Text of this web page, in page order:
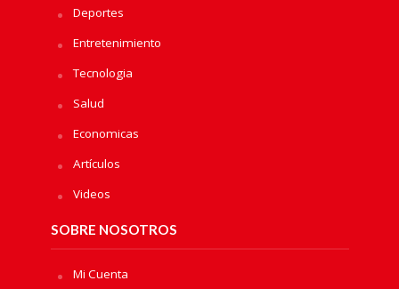
Deportes
Entretenimiento
Tecnologia
Salud
Economicas
Artículos
Videos
SOBRE NOSOTROS
Mi Cuenta